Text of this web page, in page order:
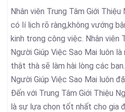
Nhân viên Trung Tâm Giới
có lí lịch rõ ràng,không vướng
kinh trong công việc. Nhân viên
Người Giúp Việc Sao Mai luôn
thật thà sẽ làm hài lòng các
Người Giúp Việc Sao Mai luôn
Đến với Trung Tâm Giới Thiệu
là sự lựa chọn tốt nhất cho gia